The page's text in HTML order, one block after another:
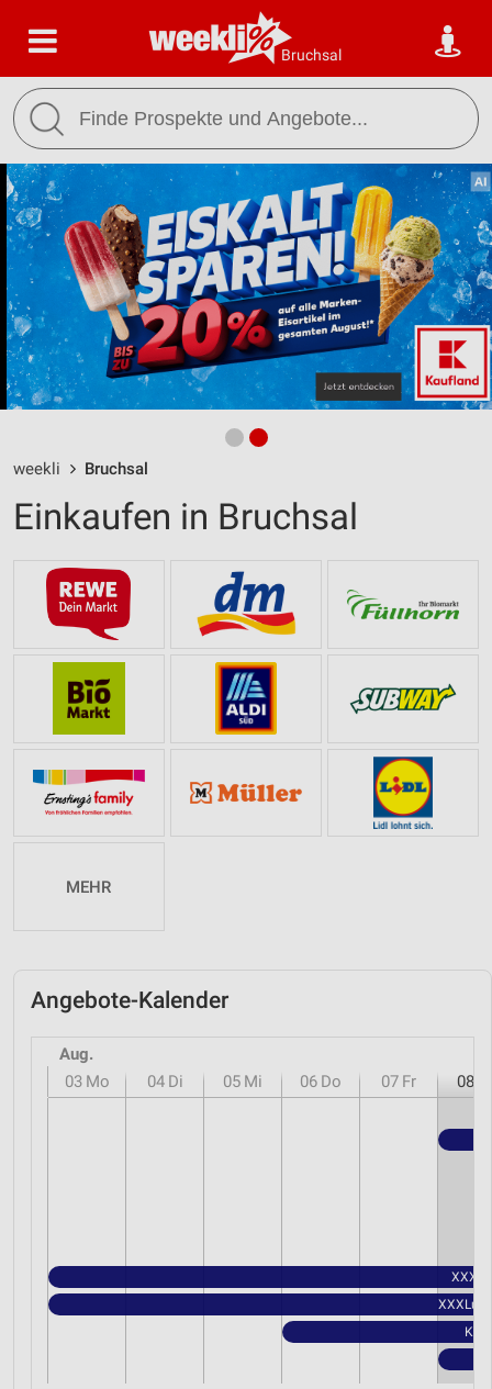
Bruchsal
weekli Bruchsal
Einkaufen in Bruchsal
MEHR
Angebote-Kalender
Aug.
03 Mo 04 Di 05 Mi 06 Do 07 Fr 08
XXXLutz